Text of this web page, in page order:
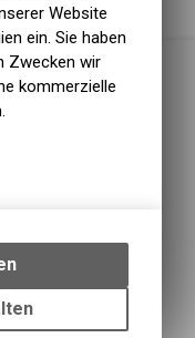
Website
ein. Sie haben
Zwecken wir
kommerzielle
und
Gerät,
Online-